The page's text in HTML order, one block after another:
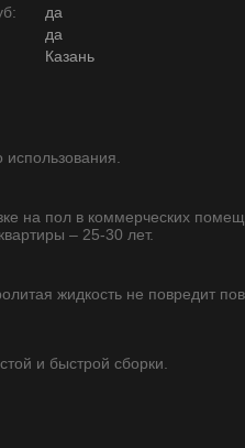
да
да
Казань
на пол в коммерческих
– 25-30 лет.
жидкость не повредит
и быстрой сборки.